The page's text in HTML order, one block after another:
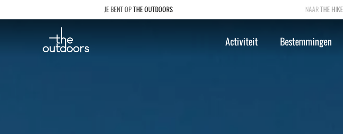
THE OUTDOORS THE HIKE
Activiteit Bestemmingen